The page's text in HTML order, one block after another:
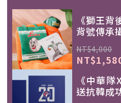
《獅王
背號傳承
NT$4,000
《中華
送抗韓成